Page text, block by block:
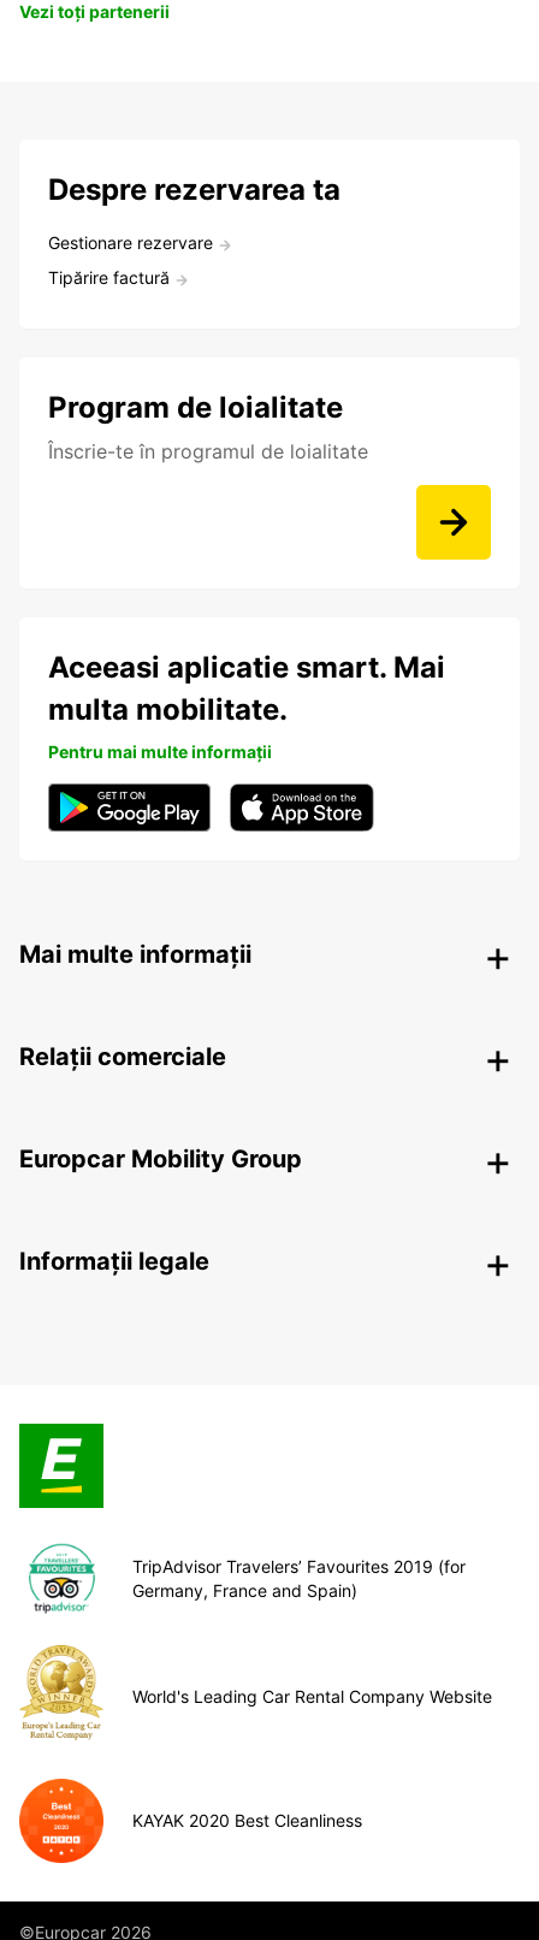
Vezi toți partenerii
Despre rezervarea ta
Gestionare rezervare
Tipărire factură
Program de loialitate
Înscrie-te în programul de loialitate
Aceeasi aplicatie smart. Mai
multa mobilitate.
Pentru mai multe informații
Mai multe informații
Relații comerciale
Europcar Mobility Group
Informații legale
TripAdvisor Travelers’ Favourites 2019 (for
Germany, France and Spain)
World's Leading Car Rental Company Website
KAYAK 2020 Best Cleanliness
©Europcar 2026